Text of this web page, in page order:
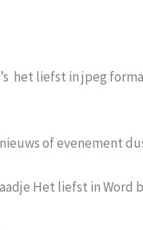
het liefst in jpeg
of evenement
Het liefst in Word